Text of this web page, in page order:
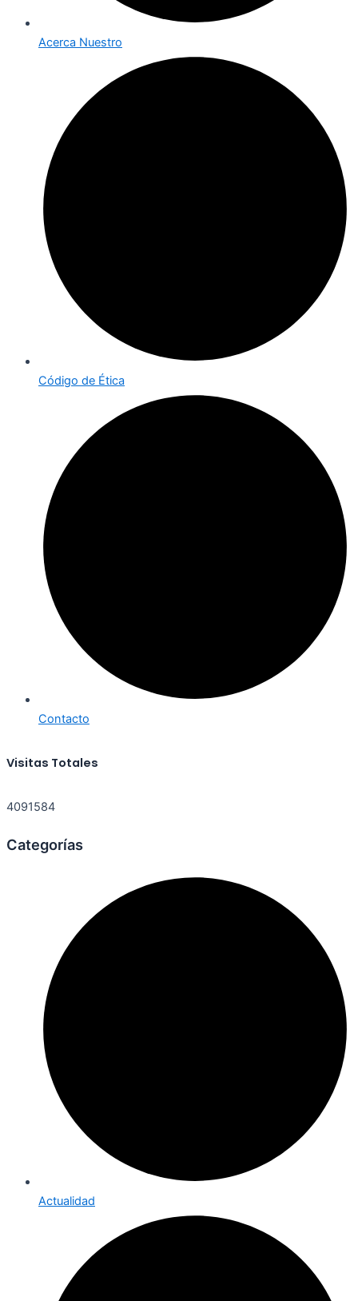
Acerca Nuestro
Código de Ética
Contacto
Visitas Totales
4091584
Categorías
Actualidad